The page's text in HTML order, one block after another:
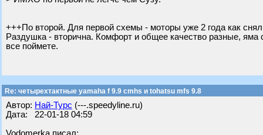
+++По второй. Для первой схемы - моторы уже 2 года как
Раздушка - вторична. Комфорт и общее качество разные,
все поймете.
Re: четырехтактные yamaha f 9.9 cmhs и tohatsu mfs 9.8
Автор: Най-Турс (---.speedyline.ru)
Дата: 22-01-18 04:59